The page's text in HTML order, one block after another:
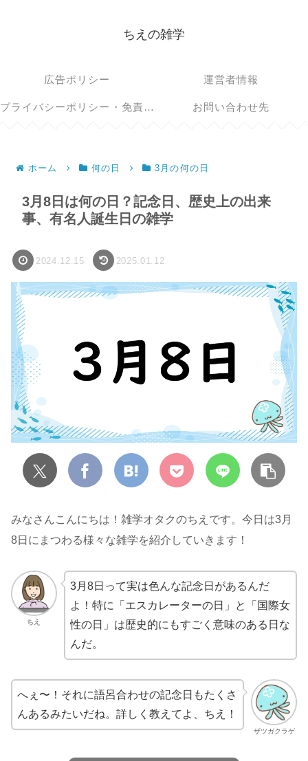
ちえの雑学
広告ポリシー 運営者情報
プライバシーポリシー・免責事項 お問い合わせ先
ホーム 何の日 3月の何の日
3月8日は何の日？記念日、歴史上の出来
事、有名人誕生日の雑学
2024.12.15 2025.01.12
みなさんこんにちは！雑学オタクのちえです。今日は3月
8日にまつわる様々な雑学を紹介していきます！
ちえ
3月8日って実は色んな記念日があるんだ
よ！特に「エスカレーターの日」と「国際女
性の日」は歴史的にもすごく意味のある日な
んだ。
ザツガクラゲ
へぇ〜！それに語呂合わせの記念日もたくさ
んあるみたいだね。詳しく教えてよ、ちえ！